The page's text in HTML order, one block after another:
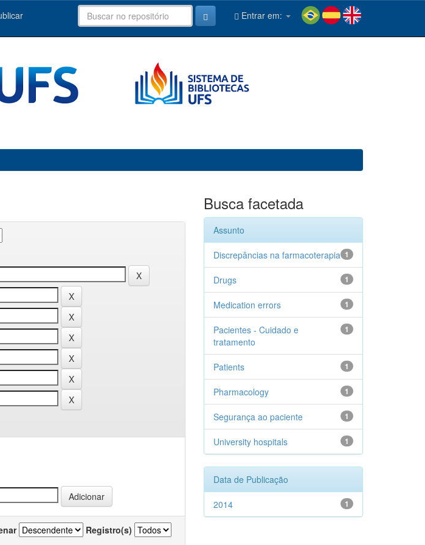
Entrar em:
Registro(s)
Busca facetada
Assunto
1
Discrepâncias na farmacoterapia
1
Drugs
1
Medication errors
1
Pacientes - Cuidado e
tratamento
1
Patients
1
Pharmacology
1
Segurança ao paciente
1
University hospitals
Data de Publicação
1
2014